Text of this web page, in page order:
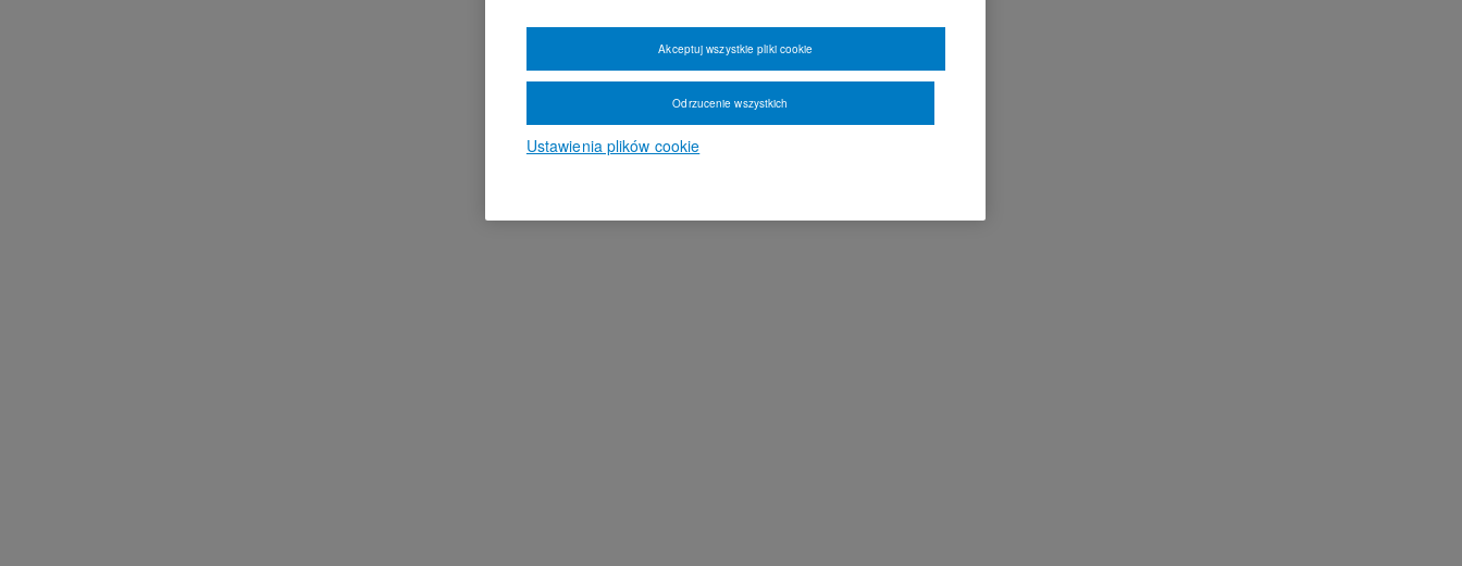
Ustawienia plików cookie
Odrzucenie wszystkich
Akceptuj wszystkie pliki cookie